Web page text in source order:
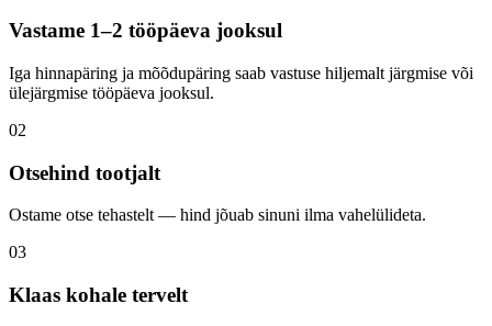
Vastame 1–2 tööpäeva jooksul
Iga hinnapäring ja mõõdupäring saab vastuse hiljemalt järgmise või
ülejärgmise tööpäeva jooksul.
02
Otsehind tootjalt
Ostame otse tehastelt — hind jõuab sinuni ilma vahelülideta.
03
Klaas kohale tervelt